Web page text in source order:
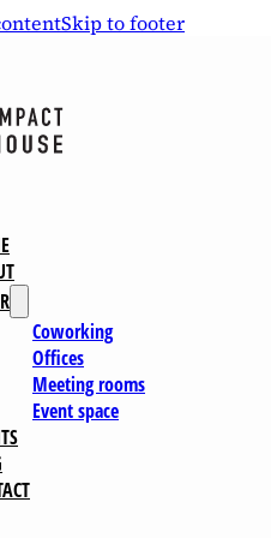
Skip to footer
Coworking
Offices
Meeting rooms
Event space